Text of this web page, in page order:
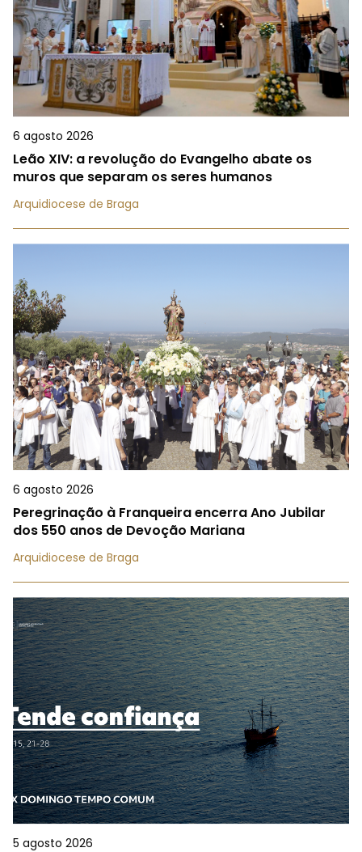
6 agosto 2026
Leão XIV: a revolução do Evangelho abate os
muros que separam os seres humanos
Arquidiocese de Braga
6 agosto 2026
Peregrinação à Franqueira encerra Ano Jubilar
dos 550 anos de Devoção Mariana
Arquidiocese de Braga
5 agosto 2026